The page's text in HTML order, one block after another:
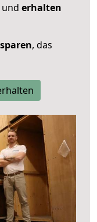
und erhalten
, das